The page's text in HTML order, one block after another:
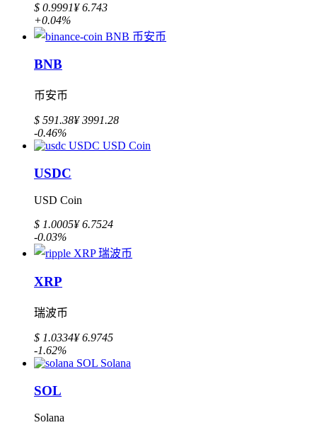
$ 0.9991¥ 6.743
+0.04%
BNB
币安币
$ 591.38¥ 3991.28
-0.46%
USDC
USD Coin
$ 1.0005¥ 6.7524
-0.03%
XRP
瑞波币
$ 1.0334¥ 6.9745
-1.62%
SOL
Solana